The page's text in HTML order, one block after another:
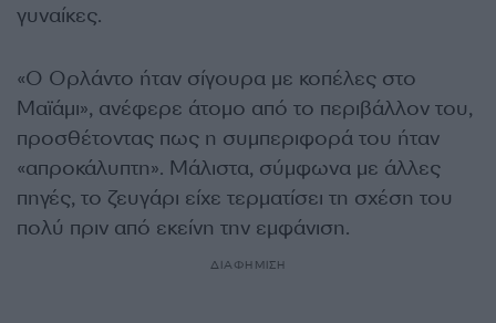
γυναίκες.
«Ο Ορλάντο ήταν σίγουρα με κοπέλες στο
Μαϊάμι», ανέφερε άτομο από το περιβάλλον του,
προσθέτοντας πως η συμπεριφορά του ήταν
«απροκάλυπτη». Μάλιστα, σύμφωνα με άλλες
πηγές, το ζευγάρι είχε τερματίσει τη σχέση του
πολύ πριν από εκείνη την εμφάνιση.
ΔΙΑΦΗΜΙΣΗ